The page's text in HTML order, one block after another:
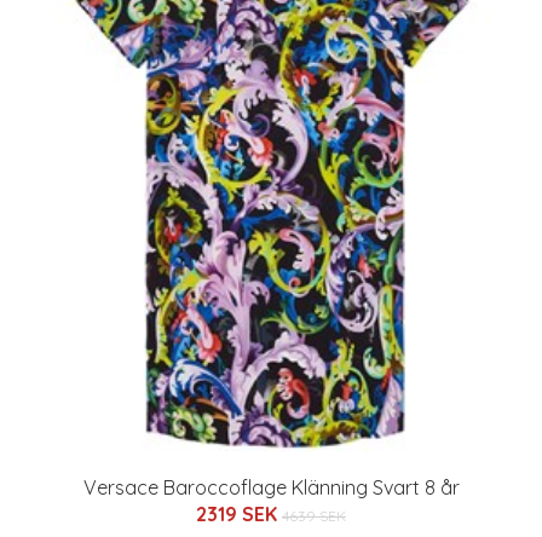
Versace Baroccoflage Klänning Svart 8 år
2319 SEK 4639 SEK